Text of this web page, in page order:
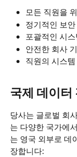
모든 직원을
정기적인 보
포괄적인 시
안전한 회사
직원의 시스
국제 데이터
당사는 글로벌 회
는 다양한 국가에
는 영국 외부로 데
장합니다: